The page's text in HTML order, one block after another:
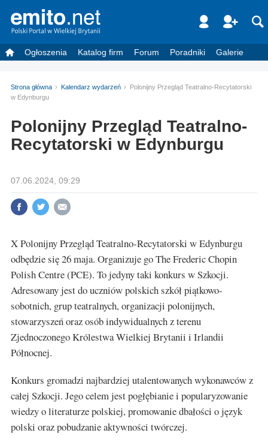
Ogłoszenia Katalog firm Forum Poradniki Galerie
Strona główna Kalendarz wydarzeń
Polonijny Przegląd Teatralno-Recytatorski
w Edynburgu
Polonijny Przegląd Teatralno-
Recytatorski w Edynburgu
07.06.2024, 09:29
X Polonijny Przegląd Teatralno-Recytatorski w Edynburgu
odbędzie się 26 maja. Organizuje go The Frederic Chopin
Polish Centre (PCE). To jedyny taki konkurs w Szkocji.
Adresowany jest do uczniów polskich szkół piątkowo-
sobotnich, grup teatralnych, organizacji polonijnych,
stowarzyszeń oraz osób indywidualnych z terenu
Zjednoczonego Królestwa Wielkiej Brytanii i Irlandii
Północnej.
Konkurs gromadzi najbardziej utalentowanych wykonawców z
całej Szkocji. Jego celem jest pogłębianie i popularyzowanie
wiedzy o literaturze polskiej, promowanie dbałości o język
polski oraz pobudzanie aktywności twórczej.